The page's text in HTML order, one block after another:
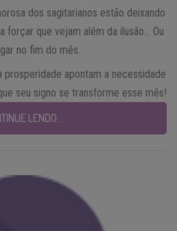
dos sagitarianos estão deixando
forçar que vejam além da ilusão… Ou
no fim do mês.
prosperidade apontam a necessidade
seu signo se transforme esse mês!
LENDO…